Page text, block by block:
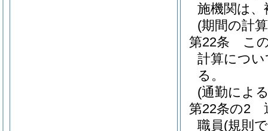
施機関は
(期間の計
第22条
こ
計算につ
る。
(通勤によ
第22条の2
職員(規則